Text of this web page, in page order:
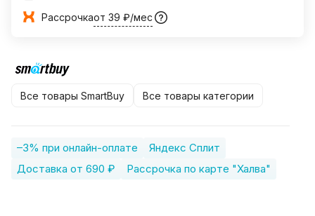
Рассрочкаот 39 ₽/мес
Все товары SmartBuy Все товары категории
–3% при онлайн-оплате
Яндекс Сплит
Доставка от 690 ₽
Рассрочка по карте "Халва"